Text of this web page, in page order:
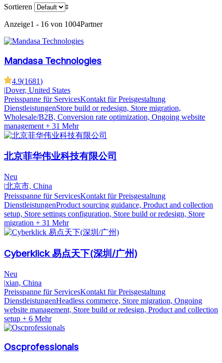
Sortieren
Anzeige1 - 16 von 1004Partner
Mandasa Technologies
4.9(1681)
|Dover, United States
Preisspanne für ServicesKontakt für Preisgestaltung
DienstleistungenStore build or redesign, Store migration,
Wholesale/B2B, Conversion rate optimization, Ongoing website
management + 31 Mehr
北京菲华伟业科技有限公司
Neu
|北京市, China
Preisspanne für ServicesKontakt für Preisgestaltung
DienstleistungenProduct sourcing guidance, Product and collection
setup, Store settings configuration, Store build or redesign, Store
migration + 31 Mehr
Cyberklick 易点天下(深圳/广州)
Neu
|xian, China
Preisspanne für ServicesKontakt für Preisgestaltung
DienstleistungenHeadless commerce, Store migration, Ongoing
website management, Store build or redesign, Product and collection
setup + 6 Mehr
Oscprofessionals